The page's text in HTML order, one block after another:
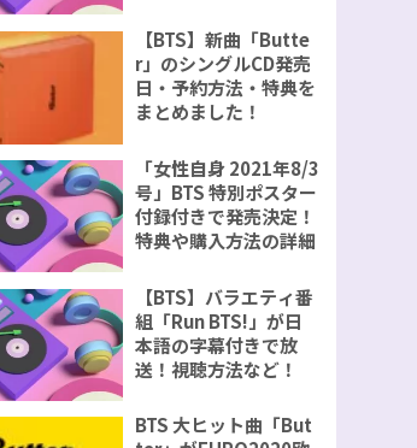
【BTS】新曲「Butte
r」のシングルCD発売
日・予約方法・特典を
まとめました！
「女性自身 2021年8/3
号」BTS 特別ポスター
付録付きで発売決定！
特典や購入方法の詳細
【BTS】バラエティ番
組「Run BTS!」が日
本語の字幕付きで放
送！視聴方法など！
BTS 大ヒット曲「But